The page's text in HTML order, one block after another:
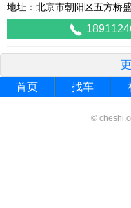
地址：北京市朝阳区五方桥
首页
找车
©